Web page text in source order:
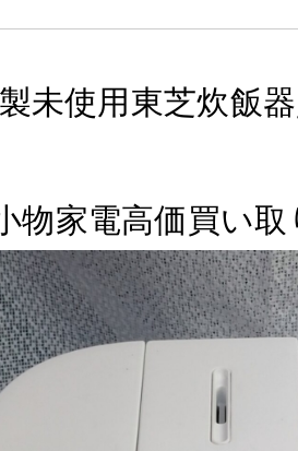
未使用東芝炊飯
物家電高価買い